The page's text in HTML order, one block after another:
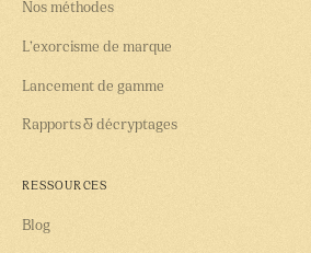
Nos méthodes
L’exorcisme de marque
Lancement de gamme
Rapports & décryptages
RESSOURCES
Blog